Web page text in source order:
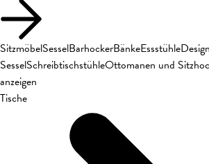
SitzmöbelSesselBarhockerBänkeEssstühle
SesselSchreibtischstühleOttomanen und
anzeigen
Tische